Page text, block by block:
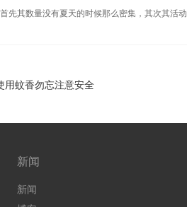
先其数量没有夏天的时候那么密集，其次其活
用蚊香勿忘注意安全
新闻
新闻